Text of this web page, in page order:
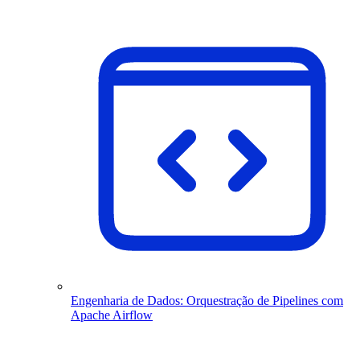
Engenharia de Dados: Orquestração de Pipelines com
Apache Airflow